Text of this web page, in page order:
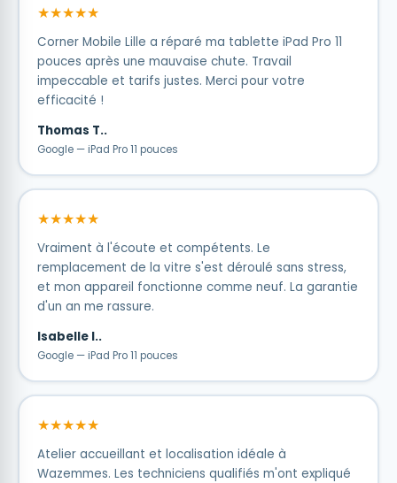
★★★★★
Corner Mobile Lille a réparé ma tablette iPad Pro 11
pouces après une mauvaise chute. Travail
impeccable et tarifs justes. Merci pour votre
efficacité !
Thomas T..
Google — iPad Pro 11 pouces
★★★★★
Vraiment à l'écoute et compétents. Le
remplacement de la vitre s'est déroulé sans stress,
et mon appareil fonctionne comme neuf. La garantie
d'un an me rassure.
Isabelle I..
Google — iPad Pro 11 pouces
★★★★★
Atelier accueillant et localisation idéale à
Wazemmes. Les techniciens qualifiés m'ont expliqué